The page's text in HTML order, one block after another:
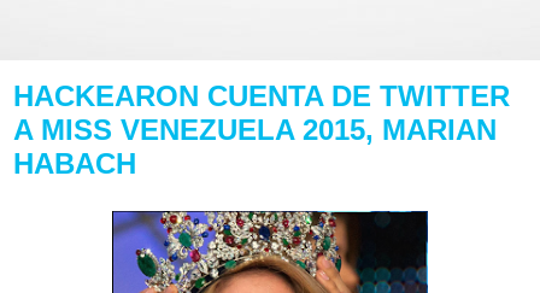
HACKEARON CUENTA DE TWITTER
A MISS VENEZUELA 2015, MARIAN
HABACH